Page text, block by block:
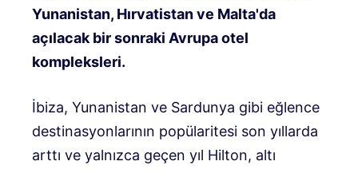
Yunanistan, Hırvatistan ve Malta'da
açılacak bir sonraki Avrupa otel
kompleksleri.
İbiza, Yunanistan ve Sardunya gibi eğlence
destinasyonlarının popülaritesi son yıllarda
arttı ve yalnızca geçen yıl Hilton, altı